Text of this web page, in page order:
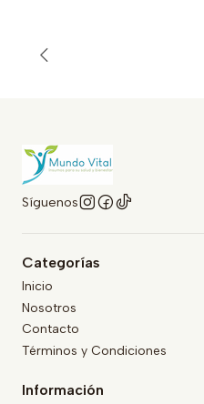
Síguenos
Categorías
Inicio
Nosotros
Contacto
Términos y Condiciones
Información